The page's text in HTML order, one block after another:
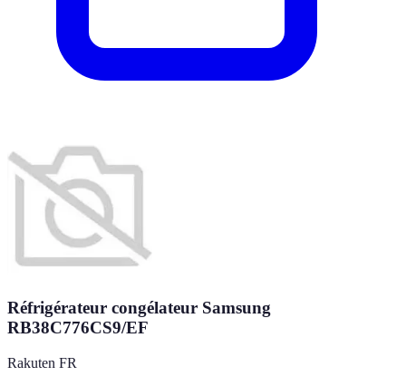
Réfrigérateur congélateur Samsung
RB38C776CS9/EF
Rakuten FR